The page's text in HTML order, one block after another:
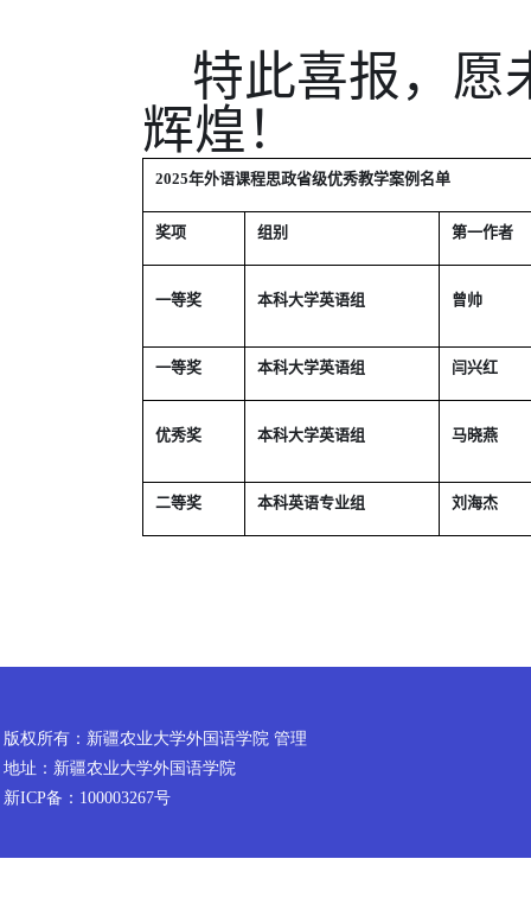
特此喜报，愿
辉煌！
2025年外语课程思政省级优秀教学案例名单
奖项 组别 第一作者
一等奖 本科大学英语组 曾帅
一等奖 本科大学英语组 闫兴红
优秀奖 本科大学英语组 马晓燕
二等奖 本科英语专业组 刘海杰
版权所有：新疆农业大学外国语学院 管理
地址：新疆农业大学外国语学院
新ICP备：100003267号